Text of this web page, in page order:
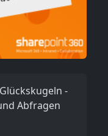
-
Abfragen